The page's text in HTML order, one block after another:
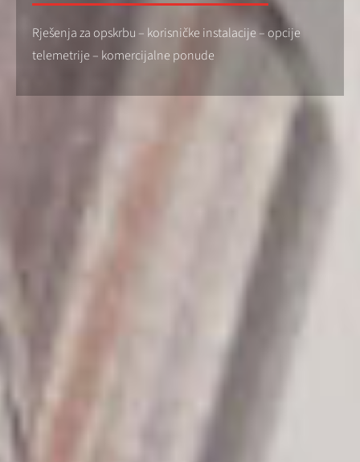
Rješenja za opskrbu – korisničke instalacije – opcije
telemetrije – komercijalne ponude